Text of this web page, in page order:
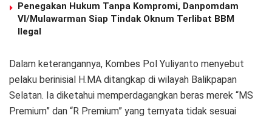
Penegakan Hukum Tanpa Kompromi, Danpomdam
VI/Mulawarman Siap Tindak Oknum Terlibat BBM
Ilegal
Dalam keterangannya, Kombes Pol Yuliyanto menyebut
pelaku berinisial H.MA ditangkap di wilayah Balikpapan
Selatan. Ia diketahui memperdagangkan beras merek “MS
Premium” dan “R Premium” yang ternyata tidak sesuai